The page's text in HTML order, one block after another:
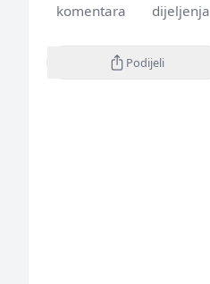
komentara dijeljenja
Podijeli